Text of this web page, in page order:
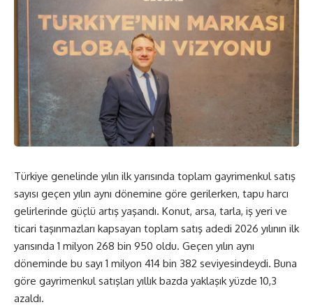
Türkiye genelinde yılın ilk yarısında toplam gayrimenkul satış
sayısı geçen yılın aynı dönemine göre gerilerken, tapu harcı
gelirlerinde güçlü artış yaşandı. Konut, arsa, tarla, iş yeri ve
ticari taşınmazları kapsayan toplam satış adedi 2026 yılının ilk
yarısında 1 milyon 268 bin 950 oldu. Geçen yılın aynı
döneminde bu sayı 1 milyon 414 bin 382 seviyesindeydi. Buna
göre gayrimenkul satışları yıllık bazda yaklaşık yüzde 10,3
azaldı.